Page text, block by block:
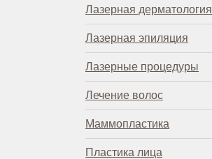
Лазерная дерматология
Лазерная эпиляция
Лазерные процедуры
Лечение волос
Маммопластика
Пластика лица